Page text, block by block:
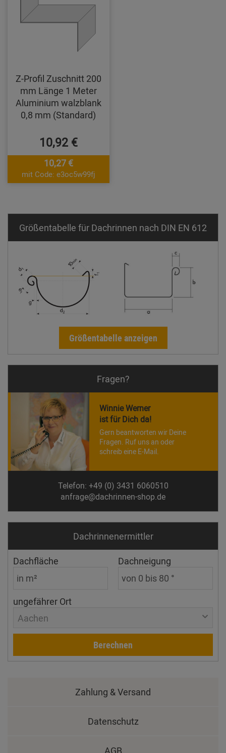
Z-Profil Zuschnitt 200
mm Länge 1 Meter
Aluminium walzblank
0,8 mm (Standard)
10,92 €
10,27 €
mit Code: e3oc5w99fj
Größentabelle für Dachrinnen nach DIN EN 612
Größentabelle anzeigen
Fragen?
Winnie Werner
ist für Dich da!
Gern beantworten wir Deine
Fragen. Ruf uns an oder
schreib eine E-Mail.
Telefon: +49 (0) 3431 6060510
anfrage@dachrinnen-shop.de
Dachrinnen­ermittler
Dachfläche Dachneigung
ungefährer Ort
Aachen
Berechnen
Zahlung & Versand
Datenschutz
AGB